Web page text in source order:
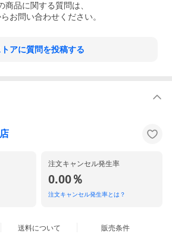
商品に関する質問は、
お問い合わせください。
トアに質問を投稿する
注文キャンセル発生率
0.00％
注文キャンセル発生率とは？
送料について 販売条件